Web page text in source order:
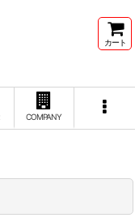
カート
COMPANY